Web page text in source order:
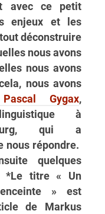
avec ce petit
enjeux et les
déconstruire
nous avons
nous avons
nous avons
Gygax,
à
qui a
nous répondre.
quelques
*Le titre « Un
» est
de Markus